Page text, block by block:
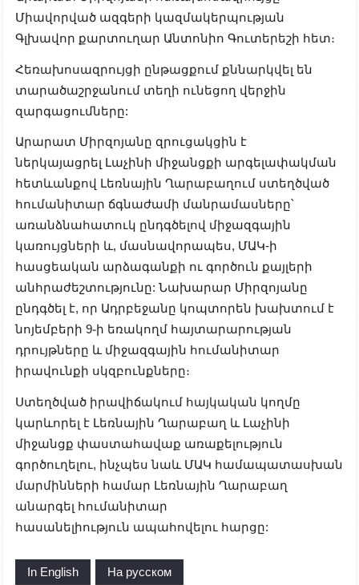
Միավորված ազգերի կազմակերպության
Գլխավոր քարտուղար Անտոնիո Գուտերեշի հետ։
Հեռախոսազրույցի ընթացքում քննարկվել են
տարածաշրջանում տեղի ունեցող վերջին
զարգացումները:
Արարատ Միրզոյանը զրուցակցին է
ներկայացրել Լաչինի միջանցքի արգելափակման
հետևանքով Լեռնային Ղարաբաղում ստեղծված
հումանիտար ճգնաժամի մանրամասները՝
առանձնահատուկ ընդգծելով միջազգային
կառույցների և, մասնավորապես, ՄԱԿ-ի
հասցեական արձագանքի ու գործուն քայլերի
անհրաժեշտությունը: Նախարար Միրզոյանը
ընդգծել է, որ Ադրբեջանը կոպտորեն խախտում է
նոյեմբերի 9֊ի եռակողմ հայտարարության
դրույթները և միջազգային հումանիտար
իրավունքի սկզբունքները։
Ստեղծված իրավիճակում հայկական կողմը
կարևորել է Լեռնային Ղարաբաղ և Լաչինի
միջանցք փաստահավաք առաքելություն
գործուղելու, ինչպես նաև ՄԱԿ համապատասխան
մարմինների համար Լեռնային Ղարաբաղ
անարգել հումանիտար
հասանելիություն ապահովելու հարցը:
In English На русском